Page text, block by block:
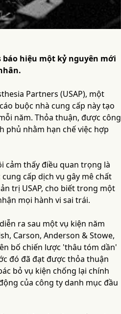
báo hiệu một kỷ nguyên mới
Partners (USAP), một
buộc nhà cung cấp này tạo
năm. Thỏa thuận, được công
phủ nhằm hạn chế việc hợp
cảm thấy điều quan trọng là
cấp dịch vụ gây mê chất
trị USAP, cho biết trong một
mọi hành vi sai trái.
ra sau một vụ kiện năm
Carson, Anderson & Stowe,
bố chiến lược 'thâu tóm dần'
đó đã đạt được thỏa thuận
bỏ vụ kiện chống lại chính
của công ty danh mục đầu